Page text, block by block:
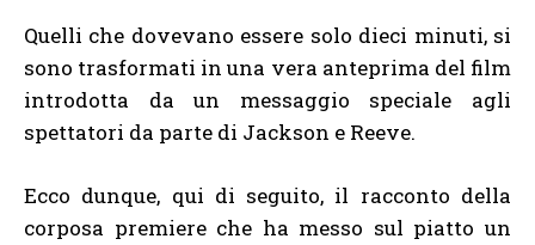
Quelli che dovevano essere solo dieci minuti, si
sono trasformati in una vera anteprima del film
introdotta da un messaggio speciale agli
spettatori da parte di Jackson e Reeve.
Ecco dunque, qui di seguito, il racconto della
corposa premiere che ha messo sul piatto un